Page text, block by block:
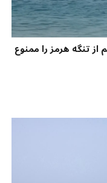
تنگه هرمز را ممنوع